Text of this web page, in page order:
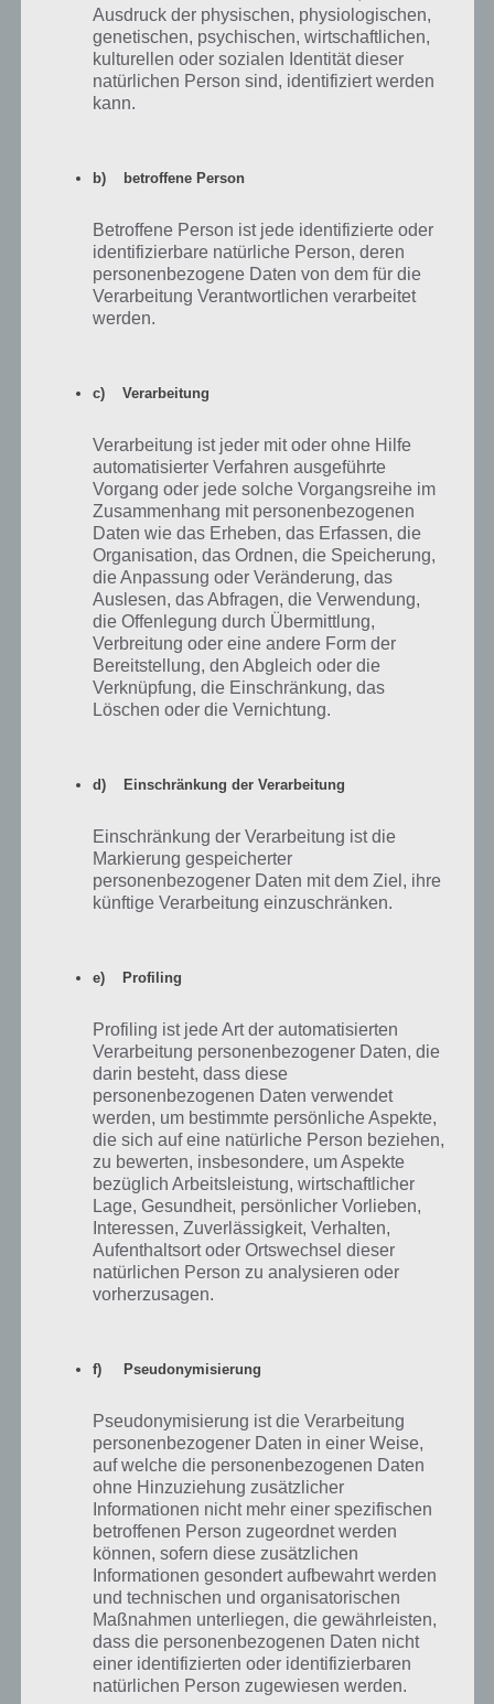
Notes (by Mousecity & Pine Studio)
Notes (by Mousecity & Pine Studio)
Notes (by Mousecity & Pine Studio)
Faraway: Puzzle Escape: Level 13 Walkthrough + All 3 Letters /
Notes (by Mousecity & Pine Studio)
Faraway: Puzzle Escape: Level 14 Walkthrough + All 3 Letters /
Notes (by Mousecity & Pine Studio)
Ausdruck der physischen, physiologischen,
genetischen, psychischen, wirtschaftlichen,
kulturellen oder sozialen Identität dieser
natürlichen Person sind, identifiziert werden
kann.
b) betroffene Person
Betroffene Person ist jede identifizierte oder
identifizierbare natürliche Person, deren
personenbezogene Daten von dem für die
Verarbeitung Verantwortlichen verarbeitet
werden.
c) Verarbeitung
Verarbeitung ist jeder mit oder ohne Hilfe
automatisierter Verfahren ausgeführte
Vorgang oder jede solche Vorgangsreihe im
Zusammenhang mit personenbezogenen
Daten wie das Erheben, das Erfassen, die
Organisation, das Ordnen, die Speicherung,
die Anpassung oder Veränderung, das
Auslesen, das Abfragen, die Verwendung,
die Offenlegung durch Übermittlung,
Verbreitung oder eine andere Form der
Bereitstellung, den Abgleich oder die
Verknüpfung, die Einschränkung, das
Löschen oder die Vernichtung.
d) Einschränkung der Verarbeitung
Einschränkung der Verarbeitung ist die
Markierung gespeicherter
personenbezogener Daten mit dem Ziel, ihre
künftige Verarbeitung einzuschränken.
e) Profiling
Profiling ist jede Art der automatisierten
Verarbeitung personenbezogener Daten, die
darin besteht, dass diese
personenbezogenen Daten verwendet
werden, um bestimmte persönliche Aspekte,
die sich auf eine natürliche Person beziehen,
zu bewerten, insbesondere, um Aspekte
bezüglich Arbeitsleistung, wirtschaftlicher
Lage, Gesundheit, persönlicher Vorlieben,
Interessen, Zuverlässigkeit, Verhalten,
Aufenthaltsort oder Ortswechsel dieser
natürlichen Person zu analysieren oder
vorherzusagen.
f) Pseudonymisierung
Pseudonymisierung ist die Verarbeitung
personenbezogener Daten in einer Weise,
auf welche die personenbezogenen Daten
ohne Hinzuziehung zusätzlicher
Informationen nicht mehr einer spezifischen
betroffenen Person zugeordnet werden
können, sofern diese zusätzlichen
Informationen gesondert aufbewahrt werden
und technischen und organisatorischen
Maßnahmen unterliegen, die gewährleisten,
dass die personenbezogenen Daten nicht
einer identifizierten oder identifizierbaren
natürlichen Person zugewiesen werden.